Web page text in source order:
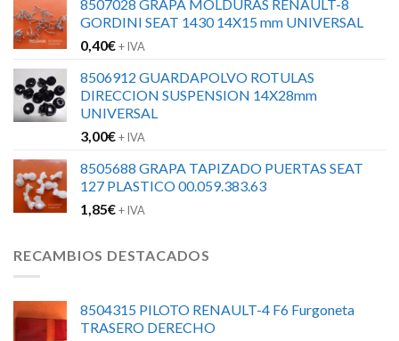
8507028 GRAPA MOLDURAS RENAULT-8
GORDINI SEAT 1430 14X15 mm UNIVERSAL
0,40€+ IVA
8506912 GUARDAPOLVO ROTULAS
DIRECCION SUSPENSION 14X28mm
UNIVERSAL
3,00€+ IVA
8505688 GRAPA TAPIZADO PUERTAS SEAT
127 PLASTICO 00.059.383.63
1,85€+ IVA
RECAMBIOS DESTACADOS
8504315 PILOTO RENAULT-4 F6 Furgoneta
TRASERO DERECHO